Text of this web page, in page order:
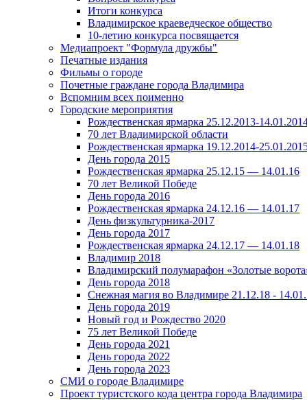
Итоги конкурса
Владимирское краеведческое общество
10-летию конкурса посвящается
Медиапроект "Формула дружбы"
Печатные издания
Фильмы о городе
Почетные граждане города Владимира
Вспомним всех поименно
Городские мероприятия
Рождественская ярмарка 25.12.2013-
70 лет Владимирской области
Рождественская ярмарка 19.12.2014-
День города 2015
Рождественская ярмарка 25.12.15 — 14.01.16
70 лет Великой Победе
День города 2016
Рождественская ярмарка 24.12.16 — 14.01.17
День физкультурника-2017
День города 2017
Рождественская ярмарка 24.12.17 — 14.01.18
Владимир 2018
Владимирский полумарафон «Золотые
День города 2018
Снежная магия во Владимире 21.12.18 -
День города 2019
Новый год и Рождество 2020
75 лет Великой Победе
День города 2021
День города 2022
День города 2023
СМИ о городе Владимире
Проект туристского кода центра города Владимира